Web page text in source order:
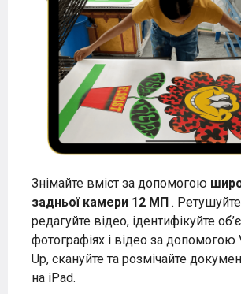
Знімайте вміст за допомогою
задньої камери 12 МП .
редагуйте відео, ідентифікуйте
фотографіях і відео за допомогою
Up, скануйте та розмічайте
на iPad.